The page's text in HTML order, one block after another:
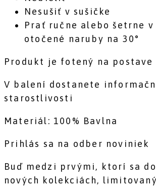
Nesušiť v sušičke
Prať ručne alebo šetrne v
otočené naruby na 30°
Produkt je fotený na postave
V balení dostanete
starostlivosti
Materiál: 100% Bavlna
Prihlás sa na odber noviniek
Buď medzi prvými, ktorí sa
nových kolekciách,